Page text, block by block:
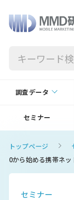
調査データ
セミナー
トップページ
0から始める携帯ネ
セミナー